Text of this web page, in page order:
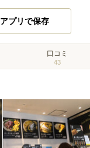
アプリで保存
口コミ
43